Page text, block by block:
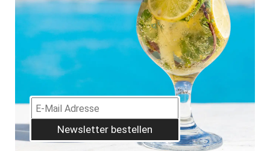
Newsletter bestellen